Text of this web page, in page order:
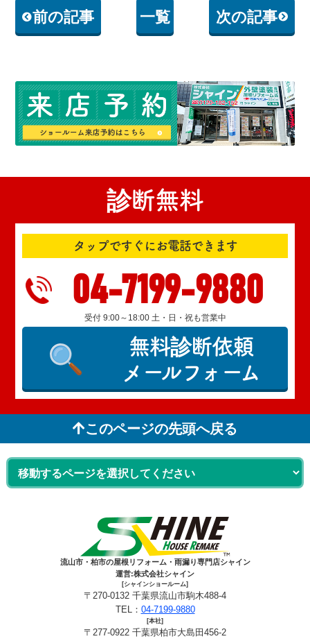
前の記事 一覧 次の記事
診断無料
タップですぐにお電話できます
04-7199-9880
受付 9:00～18:00 土・日・祝も営業中
無料診断依頼
メールフォーム
このページの先頭へ戻る
流山市・柏市の屋根リフォーム・雨漏り専門店シャイン
運営:株式会社シャイン
[シャインショールーム]
〒270-0132 千葉県流山市駒木488-4
TEL： 04-7199-9880
[本社]
〒277-0922 千葉県柏市大島田456-2